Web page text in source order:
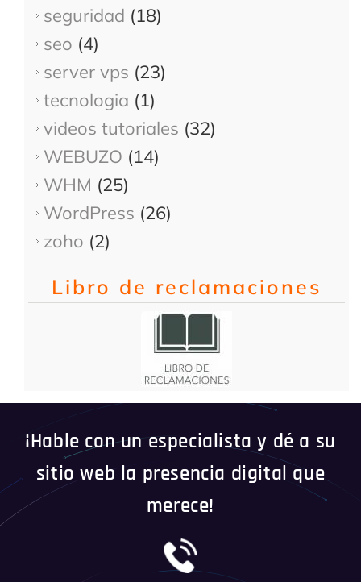
seguridad (18)
seo (4)
server vps (23)
tecnologia (1)
videos tutoriales (32)
WEBUZO (14)
WHM (25)
WordPress (26)
zoho (2)
Libro de reclamaciones
¡Hable con un especialista y dé a su
sitio web la presencia digital que
merece!